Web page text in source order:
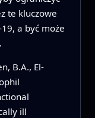
te kluczowe
a być może
B.A., El-
ill